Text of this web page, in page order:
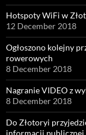
Hotspoty WiFi w
12 December 2018
Ogłoszono kolejny
rowerowych
8 December 2018
Nagranie VIDEO z
8 December 2018
Do Złotoryi